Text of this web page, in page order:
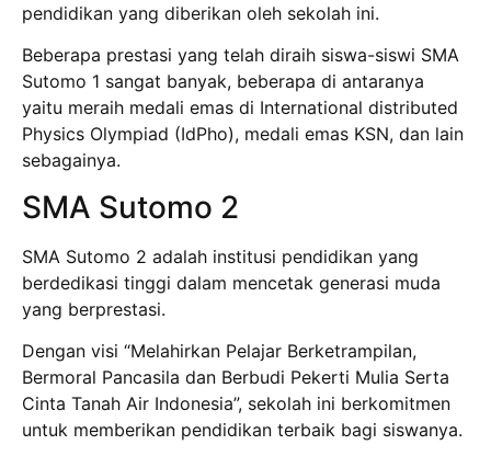
pendidikan yang diberikan oleh sekolah ini.
Beberapa prestasi yang telah diraih siswa-siswi SMA
Sutomo 1 sangat banyak, beberapa di antaranya
yaitu meraih medali emas di International distributed
Physics Olympiad (IdPho), medali emas KSN, dan lain
sebagainya.
SMA Sutomo 2
SMA Sutomo 2 adalah institusi pendidikan yang
berdedikasi tinggi dalam mencetak generasi muda
yang berprestasi.
Dengan visi “Melahirkan Pelajar Berketrampilan,
Bermoral Pancasila dan Berbudi Pekerti Mulia Serta
Cinta Tanah Air Indonesia”, sekolah ini berkomitmen
untuk memberikan pendidikan terbaik bagi siswanya.